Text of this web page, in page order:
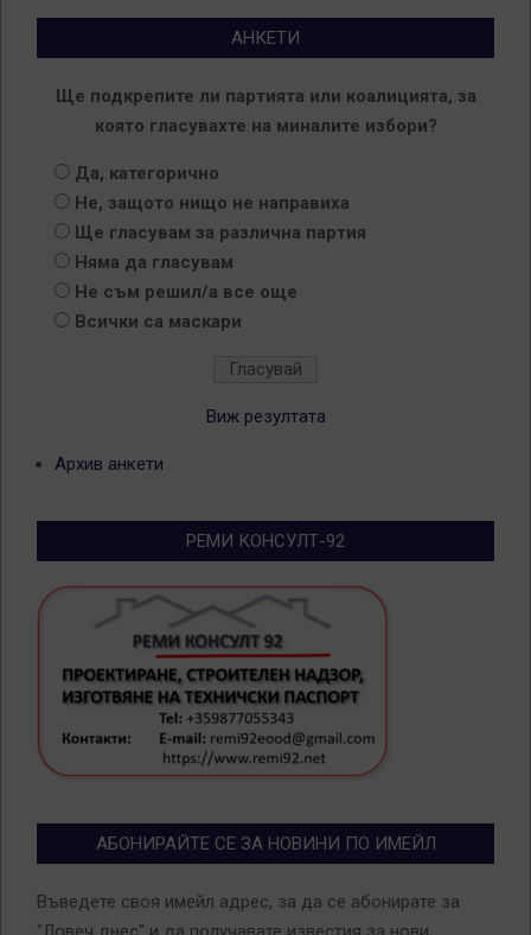
АНКЕТИ
Ще подкрепите ли партията или коалицията, за
която гласувахте на миналите избори?
Да, категорично
Не, защото нищо не направиха
Ще гласувам за различна партия
Няма да гласувам
Не съм решил/а все още
Всички са маскари
Виж резултата
Архив анкети
РЕМИ КОНСУЛТ-92
АБОНИРАЙТЕ СЕ ЗА НОВИНИ ПО ИМЕЙЛ
Въведете своя имейл адрес, за да се абонирате за